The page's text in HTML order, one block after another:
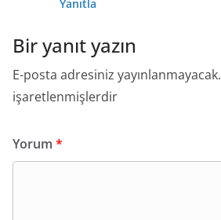
Yanıtla
Bir yanıt yazın
E-posta adresiniz yayınlanmayacak.
işaretlenmişlerdir
Yorum *